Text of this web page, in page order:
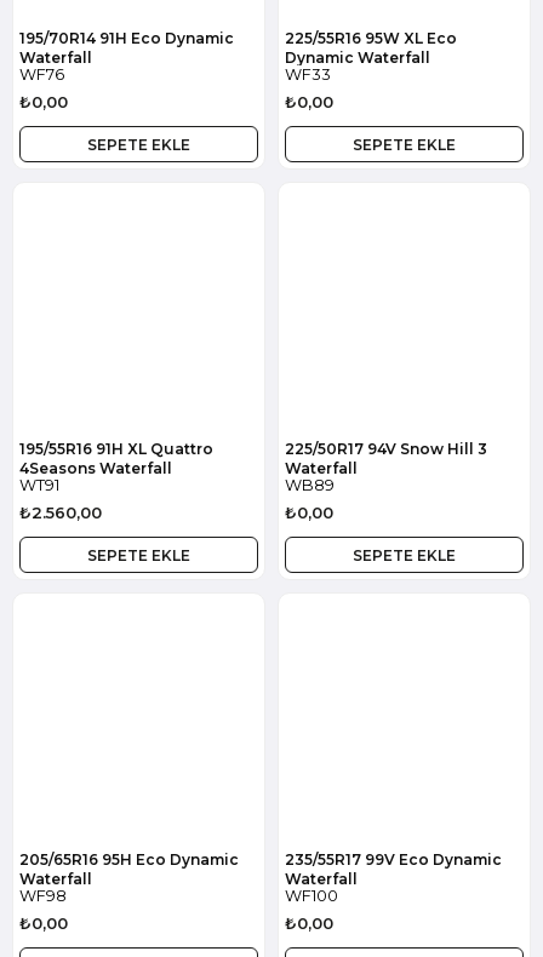
195/70R14 91H Eco Dynamic
Waterfall
WF76
₺0,00
SEPETE EKLE
225/55R16 95W XL Eco
Dynamic Waterfall
WF33
₺0,00
SEPETE EKLE
195/55R16 91H XL Quattro
4Seasons Waterfall
WT91
₺2.560,00
SEPETE EKLE
225/50R17 94V Snow Hill 3
Waterfall
WB89
₺0,00
SEPETE EKLE
205/65R16 95H Eco Dynamic
Waterfall
WF98
₺0,00
235/55R17 99V Eco Dynamic
Waterfall
WF100
₺0,00